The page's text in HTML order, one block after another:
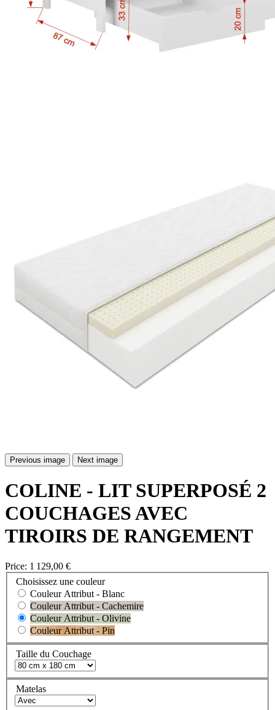
Previous image Next image
COLINE - LIT SUPERPOSÉ 2
COUCHAGES AVEC
TIROIRS DE RANGEMENT
Price: 1 129,00 €
Choisissez une couleur
Couleur Attribut - Blanc
Couleur Attribut - Cachemire
Couleur Attribut - Olivine
Couleur Attribut - Pin
Taille du Couchage
Matelas